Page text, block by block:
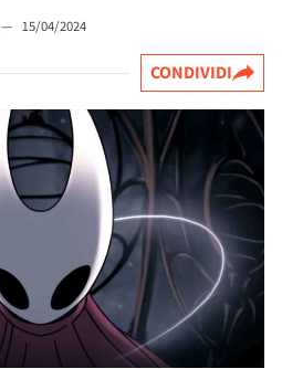
— 15/04/2024
CONDIVIDI